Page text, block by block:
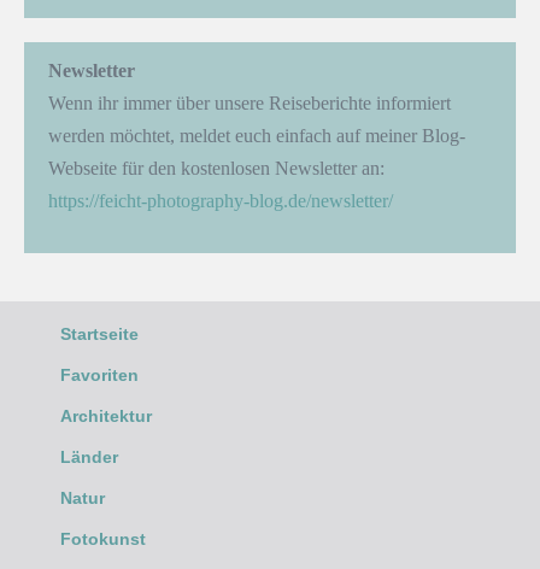
Newsletter
Wenn ihr immer über unsere Reiseberichte informiert
werden möchtet, meldet euch einfach auf meiner Blog-
Webseite für den kostenlosen Newsletter an:
https://feicht-photography-blog.de/newsletter/
Startseite
Favoriten
Architektur
Länder
Natur
Fotokunst